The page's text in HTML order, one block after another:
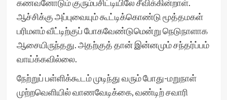
கணவனோடும் குரும்பசிட்டியிலே சீவிக்கின்றாள்.
ஆச்சிக்கு அப்புவையும் கூட்டிக்கொண்டு மூத்தமகள்
பரிமளம் வீட்டிற்குப் போகவேண்டுமென்று நெடுநாளாக
ஆசையிருந்தது. அதற்குத் தான் இன்னமும் சந்தர்ப்பம்
வாய்க்கவில்லை.
நேற்றுப் பள்ளிக்கூடம் முடிந்து வரும் போது-மறுநாள்
முற்றவெளியில் வாணவேடிக்கை, வண்டிற் சவாரி